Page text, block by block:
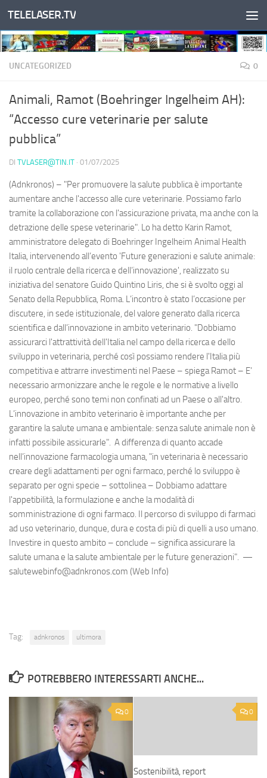
Salta al contenuto
TELELASER.TV
UNCATEGORIZED 0
Animali, Ramot (Boehringer Ingelheim AH):
“Accesso cure veterinarie per salute
pubblica”
DI TVLASER@TIN.IT · 01/07/2025
(Adnkronos) – "Per promuovere la salute pubblica è importante
aumentare anche l'accesso alle cure veterinarie. Possiamo farlo
tramite la collaborazione con l'assicurazione privata, ma anche con la
detrazione delle spese veterinarie". Lo ha detto Karin Ramot,
amministratore delegato di Boehringer Ingelheim Animal Health
Italia, intervenendo all’evento 'Future generazioni e salute animale:
il ruolo centrale della ricerca e dell’innovazione', realizzato su
iniziativa del senatore Guido Quintino Liris, che si è svolto oggi al
Senato della Repubblica, Roma. L’incontro è stato l’occasione per
discutere, in sede istituzionale, del valore generato dalla ricerca
scientifica e dall’innovazione in ambito veterinario. "Dobbiamo
assicurarci l'attrattività dell'Italia nel campo della ricerca e dello
sviluppo in veterinaria, perché così possiamo rendere l'Italia più
competitiva e attrarre investimenti nel Paese – spiega Ramot – E’
necessario armonizzare anche le regole e le normative a livello
europeo, perché sono temi non confinati ad un Paese o all'altro.
L’innovazione in ambito veterinario è importante anche per
garantire la salute umana e ambientale: senza salute animale non è
infatti possibile assicurarle". A differenza di quanto accade
nell’innovazione farmacologia umana, "in veterinaria è necessario
creare degli adattamenti per ogni farmaco, perché lo sviluppo è
separato per ogni specie – sottolinea – Dobbiamo adattare
l'appetibilità, la formulazione e anche la modalità di
somministrazione di ogni farmaco. Il percorso di sviluppo di farmaci
ad uso veterinario, dunque, dura e costa di più di quelli a uso umano.
Investire in questo ambito – conclude – significa assicurare la
salute umana e la salute ambientale per le future generazioni". —
salutewebinfo@adnkronos.com (Web Info)
Tag: adnkronos ultimora
POTREBBERO INTERESSARTI ANCHE...
0 0
Sostenibilità, report